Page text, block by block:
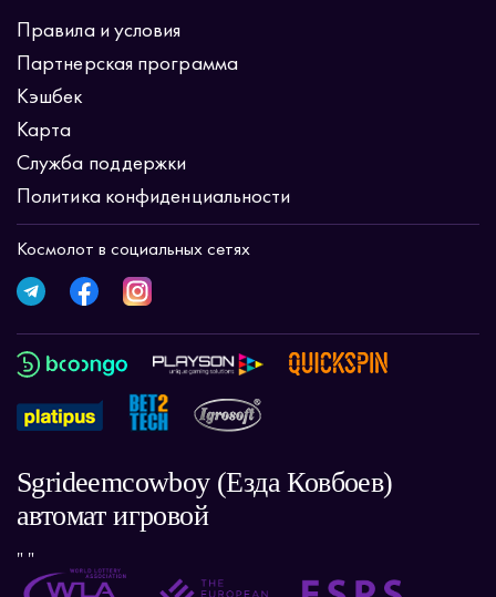
Правила и условия
Партнерская программа
Кэшбек
Карта
Служба поддержки
Политика конфиденциальности
Космолот в социальных сетях
Sgrideemcowboy (Езда Ковбоев)
автомат игровой
" "